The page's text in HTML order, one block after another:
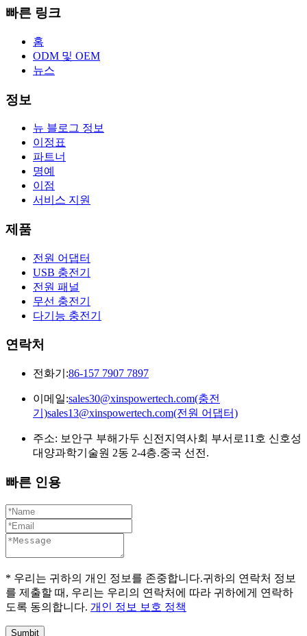
빠른 링크
홈
ODM 및 OEM
뉴스
정보
뉴 블로그 정보
이정표
파트너
명예
이점
서비스 지원
제품
전원 어댑터
USB 충전기
전원 패널
무선 충전기
다기능 충전기
연락처
전화기:86-157 7907 7897
이메일:sales30@xinspowertech.com(충전
기)sales13@xinspowertech.com(전원 어댑터)
주소: 보안구 부해가두 신전지역사회 부서로11호 신호성
대양과학기술원 2동 2-4층.중국 선전.
빠른 인용
* 우리는 귀하의 개인 정보를 존중합니다.귀하의 연락처 정보
를 제출할 때, 우리는 우리의 연락처에 따라 귀하에게 연락하
도록 동의합니다. 개인 정보 보호 정책